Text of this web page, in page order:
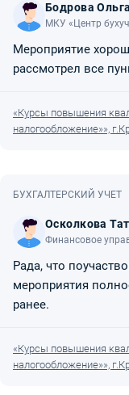
Бодрова
МКУ «Центр
Мероприятие
рассмотрел все
«Курсы повышения
налогообложение»»,
БУХГАЛТЕРСКИЙ УЧЕТ
Осколкова
Финансовое
Рада, что
мероприятия
ранее.
«Курсы повышения
налогообложение»»,